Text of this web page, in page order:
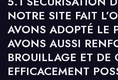
NOTRE SITE FAIT
AVONS ADOPTÉ LE
AVONS AUSSI
BROUILLAGE ET DE
EFFICACEMENT